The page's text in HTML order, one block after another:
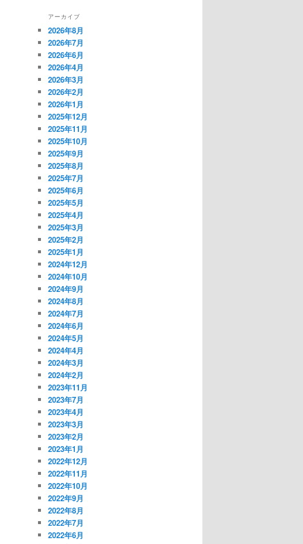
アーカイブ
2026年8月
2026年7月
2026年6月
2026年4月
2026年3月
2026年2月
2026年1月
2025年12月
2025年11月
2025年10月
2025年9月
2025年8月
2025年7月
2025年6月
2025年5月
2025年4月
2025年3月
2025年2月
2025年1月
2024年12月
2024年10月
2024年9月
2024年8月
2024年7月
2024年6月
2024年5月
2024年4月
2024年3月
2024年2月
2023年11月
2023年7月
2023年4月
2023年3月
2023年2月
2023年1月
2022年12月
2022年11月
2022年10月
2022年9月
2022年8月
2022年7月
2022年6月